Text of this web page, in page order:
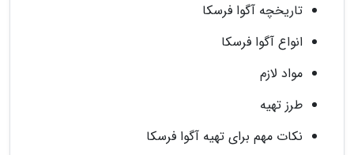
تاریخچه آگوا فرسکا
انواع آگوا فرسکا
مواد لازم
طرز تهیه
نکات مهم برای تهیه آگوا فرسکا